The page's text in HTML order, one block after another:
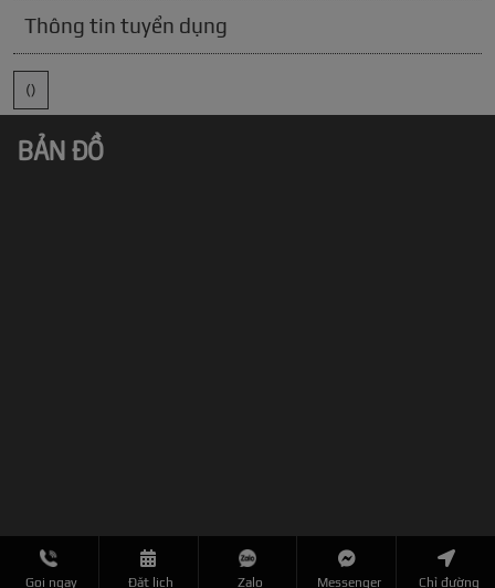
Thông tin tuyển dụng
()
BẢN ĐỒ
Gọi ngay Đặt lịch Zalo Messenger Chỉ đường